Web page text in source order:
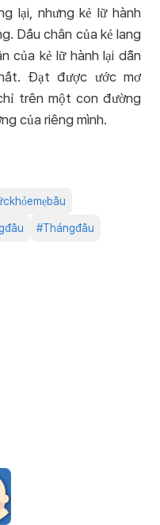
lại, nhưng kẻ lữ hành
Dấu chân của kẻ lang
của kẻ lữ hành lại dẫn
Đạt được ước mơ
trên một con đường
của riêng mình.
#Thángđầu